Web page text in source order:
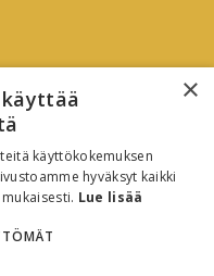
×
käyttökokemuksen
hyväksyt kaikki
Lue lisää